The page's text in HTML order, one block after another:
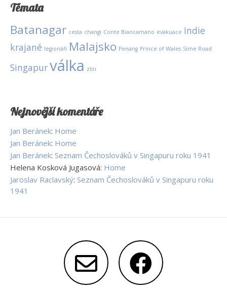
Témata
Batanagar cesta changi Conte Biancamano evakuace Indie
krajané legionáři Malajsko Penang Prince of Wales Sime Road
Singapurválka zlín
Nejnovější komentáře
Jan Beránek: Home
Jan Beránek: Home
Jan Beránek: Seznam Čechoslováků v Singapuru roku 1941
Helena Kosková Jugasová: Home
Jaroslav Raclavský: Seznam Čechoslováků v Singapuru roku
1941